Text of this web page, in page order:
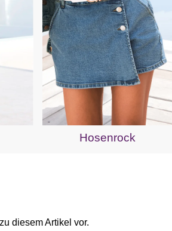
Hosenrock
diesem Artikel vor.